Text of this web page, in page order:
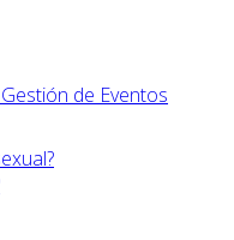
de Eventos